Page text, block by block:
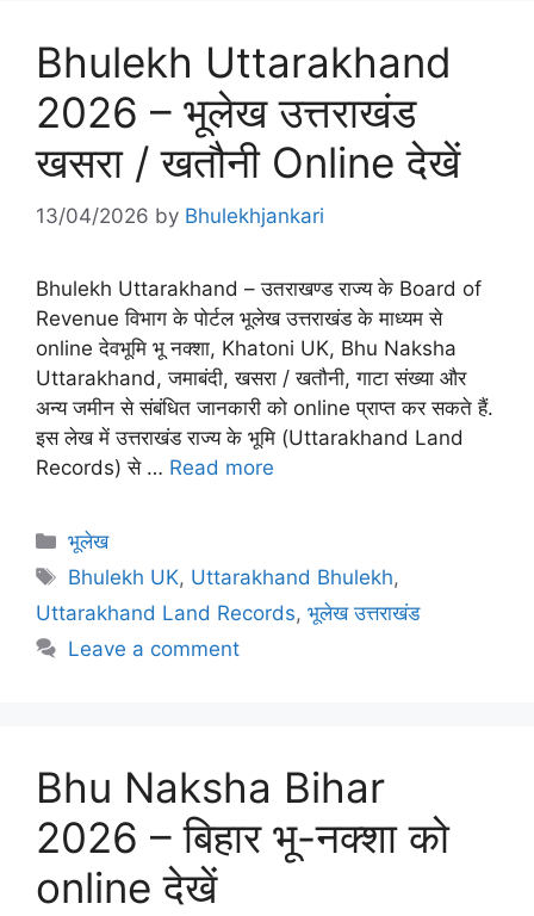
Bhulekh Uttarakhand
2026 – भूलेख उत्तराखंड
खसरा / खतौनी Online देखें
13/04/2026 by Bhulekhjankari
Bhulekh Uttarakhand – उतराखण्ड राज्य के Board of
Revenue विभाग के पोर्टल भूलेख उत्तराखंड के माध्यम से
online देवभूमि भू नक्शा, Khatoni UK, Bhu Naksha
Uttarakhand, जमाबंदी, खसरा / खतौनी, गाटा संख्या और
अन्य जमीन से संबंधित जानकारी को online प्राप्त कर सकते हैं.
इस लेख में उत्तराखंड राज्य के भूमि (Uttarakhand Land
Records) से … Read more
Categories
भूलेख
Tags
Bhulekh UK, Uttarakhand Bhulekh,
Uttarakhand Land Records, भूलेख उत्तराखंड
Leave a comment
Bhu Naksha Bihar
2026 – बिहार भू-नक्शा को
online देखें